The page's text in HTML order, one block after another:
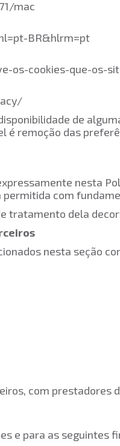
mac
BR&hlrm=pt
os-cookies-que-os-
de
é remoção das
nesta
com
tratamento dela
nesta seção
com
e para as seguintes